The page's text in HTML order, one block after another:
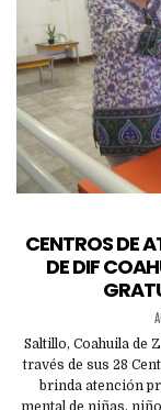
CENTROS DE
DE DIF
Saltillo, Coahuila de
través de sus 28
brinda atención
mental de niñas,